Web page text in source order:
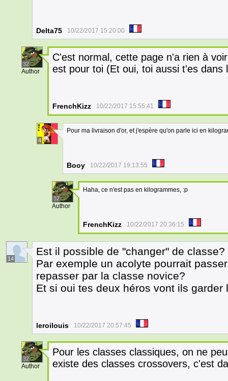
Delta75 10/22/2017 15:20:00
32
Author
C'est normal, cette page n'a rien à
est pour toi (Et oui, toi aussi t'es
FrenchKizz 10/22/2017 15:55:41
4
Pour ma livraison d'or, et j'espère qu'on parle ici en
Booy 10/22/2017 19:13:55
32
Author
Haha, ce n'est pas en kilogrammes, :p
FrenchKizz 10/22/2017 20:36:15
14
Est il possible de "changer" de classe?
Par exemple un acolyte pourrait
repasser par la classe novice?
Et si oui tes deux héros vont ils garder
leroilouis 10/22/2017 20:57:45
32
Author
Pour les classes classiques, on ne
existe des classes crossovers, c'est